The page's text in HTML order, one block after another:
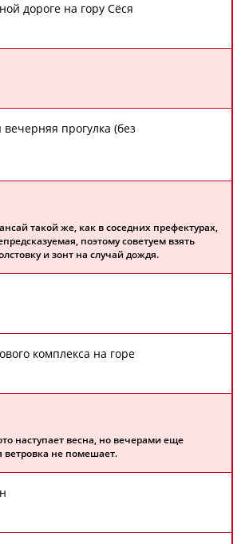
дороге на гору Сёся
прогулка (без
такой же, как в соседних префектурах,
поэтому советуем взять
и зонт на случай дождя.
комплекса на горе
наступает весна, но вечерами еще
ветровка не помешает.